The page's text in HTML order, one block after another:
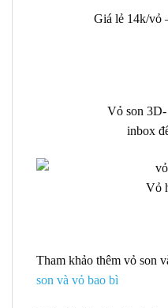
Giá lẻ 14k/vỏ
Vỏ son
inbox
Vỏ
Tham khảo thêm vỏ son
son và vỏ bao bì